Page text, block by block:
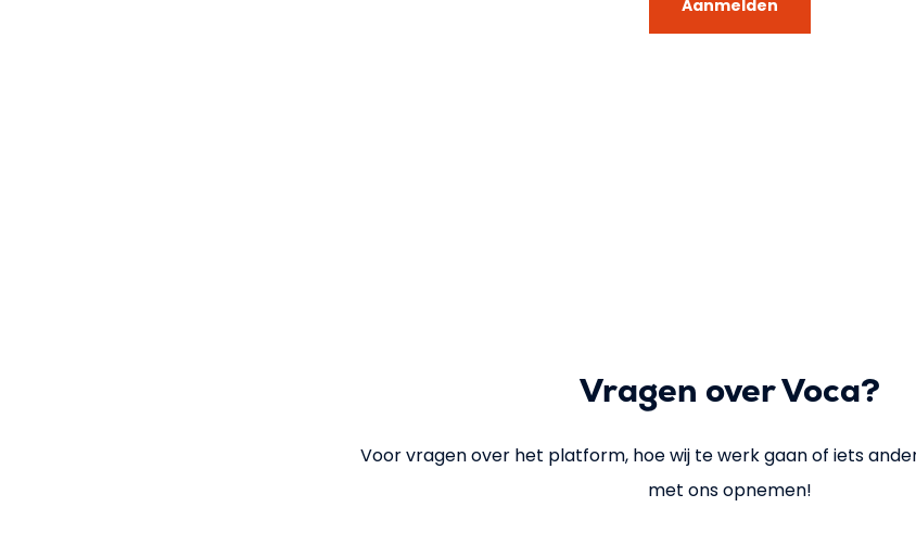
Aanmelden
Vragen over Voca?
Voor vragen over het platform, hoe wij te werk gaan of iets
met ons opnemen!